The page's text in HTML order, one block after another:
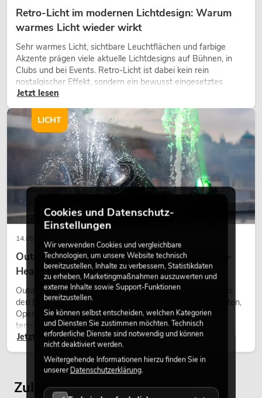
Retro-Licht im modernen Lichtdesign: Warum
warmes Licht wieder wirkt
Sehr warmes Licht, sichtbare Leuchtflächen und farbige
Akzente prägen viele aktuelle Lichtdesigns auf Bühnen, in
Clubs und bei Events. Retro-Licht ist dabei kein rein
nostalgischer Effekt, sondern ein bewusst eingesetztes
Gestaltungsmittel: Es schafft Atmosphäre, gibt Szenen
wirken lassen.
Jetzt lesen
14.05.2026
Outdoor Moving-Heads: Wetterfeste Moving-
Heads bei Events
Outdoor Moving-Heads sind bewegliche Scheinwerfer für
den Einsatz im Freien. Sie werden bei Festivals, Stadtfesten,
Open-Air-Konzerten, Architekturinszenierungen und
temporären Außeninstallationen eingesetzt.
Jetzt lesen
LICHT
Zuletzt angesehene Artikel
Cookies und Datenschutz-
Einstellungen
Wir verwenden Cookies und vergleichbare
Technologien, um unsere Website technisch
bereitzustellen, Inhalte zu verbessern, Statistikdaten
zu erheben, Marketingmaßnahmen auszuwerten und
externe Inhalte sowie Support-Funktionen
bereitzustellen.
Sie können selbst entscheiden, welchen Kategorien
und Diensten Sie zustimmen möchten. Technisch
erforderliche Dienste sind notwendig und können
nicht deaktiviert werden.
Weitergehende Informationen hierzu finden Sie in
unsererDatenschutzerklärung.